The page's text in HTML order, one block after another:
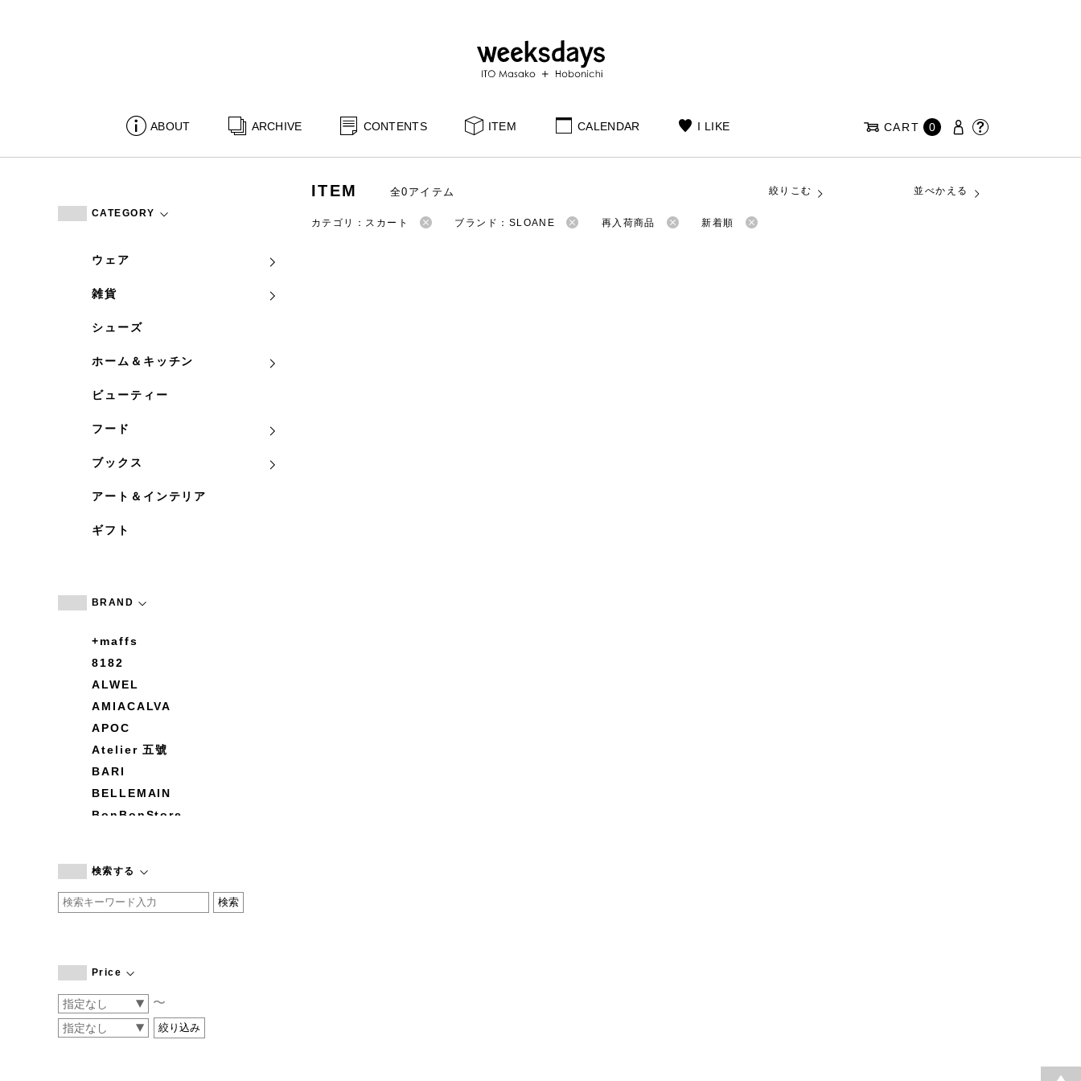
ABOUT ARCHIVE CONTENTS ITEM CALENDAR I LIKE CART 0
CATEGORY
ウェア
雑貨
シューズ
ホーム＆キッチン
ビューティー
フード
ブックス
アート＆インテリア
ギフト
BRAND
+maffs
8182
ALWEL
AMIACALVA
APOC
Atelier 五號
BARI
BELLEMAIN
BonBonStore
by basics
CATWORTH
COGTHEBIGSMOKE
CONVERSE
DEAN & DELUCA
検索する
Price
〜
ITEM 全0アイテム 絞りこむ 並べかえる
カテゴリ：スカート ブランド：SLOANE 再入荷商品 新着順